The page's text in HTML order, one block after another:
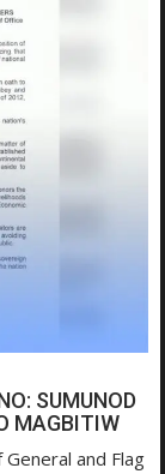
SUMUNOD
MAGBITIW
and Flag